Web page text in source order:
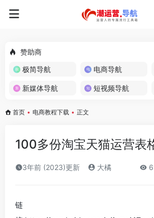
赞助商
极简导航
电商导航
新媒体导航 短视频导航
首页 • 电商教程下载 • 正文
100多份淘宝天猫运营表
3年前 (2023)更新 大橘
链